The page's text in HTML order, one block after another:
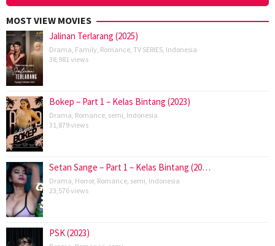
MOST VIEW MOVIES
Jalinan Terlarang (2025)
Drama Family Romance TV SERIES Indonesia
38,981 views
Bokep – Part 1 – Kelas Bintang (2023)
Drama Romance semi Indonesia
31,879 views
Setan Sange – Part 1 – Kelas Bintang (20…
Drama Horror, Romance semi Indonesia
23,576 views
PSK (2023)